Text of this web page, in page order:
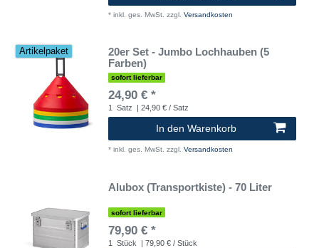
* inkl. ges. MwSt. zzgl. Versandkosten
Artikelpaket
20er Set - Jumbo Lochhauben (5
Farben)
sofort lieferbar
24,90 € *
1 Satz | 24,90 € / Satz
In den Warenkorb
* inkl. ges. MwSt. zzgl. Versandkosten
Alubox (Transportkiste) - 70 Liter
sofort lieferbar
79,90 € *
1 Stück | 79,90 € / Stück